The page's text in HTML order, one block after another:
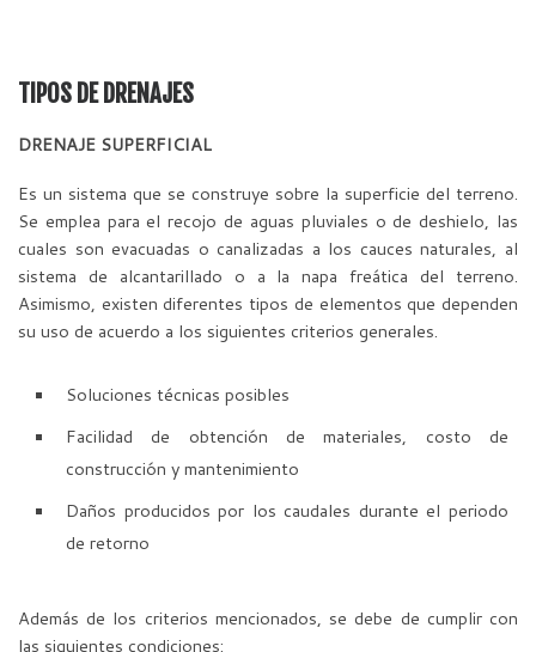
TIPOS DE DRENAJES
DRENAJE SUPERFICIAL
Es un sistema que se construye sobre la superficie del terreno.
Se emplea para el recojo de aguas pluviales o de deshielo, las
cuales son evacuadas o canalizadas a los cauces naturales, al
sistema de alcantarillado o a la napa freática del terreno.
Asimismo, existen diferentes tipos de elementos que dependen
su uso de acuerdo a los siguientes criterios generales.
Soluciones técnicas posibles
Facilidad de obtención de materiales, costo de
construcción y mantenimiento
Daños producidos por los caudales durante el periodo
de retorno
Además de los criterios mencionados, se debe de cumplir con
las siguientes condiciones: